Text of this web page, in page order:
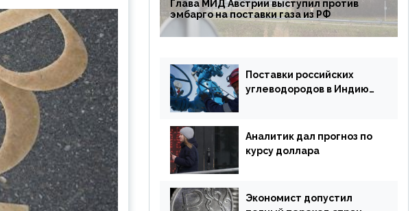
Глава МИД Австрии выступил против
эмбарго на поставки газа из РФ
Поставки российских
углеводородов в Индию
Аналитик дал прогноз по
курсу доллара
Экономист допустил